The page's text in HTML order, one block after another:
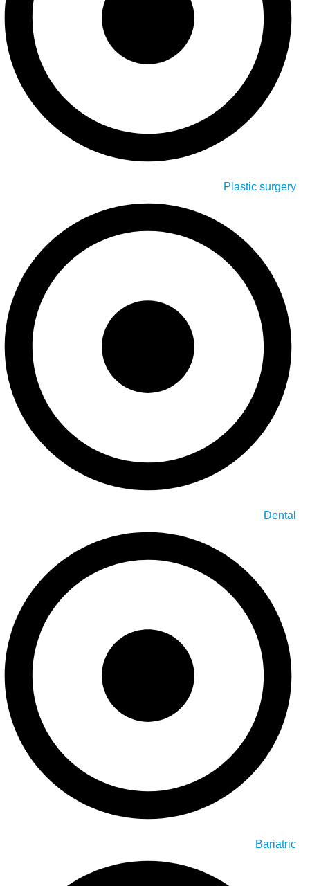
Plastic surgery
Dental
Bariatric